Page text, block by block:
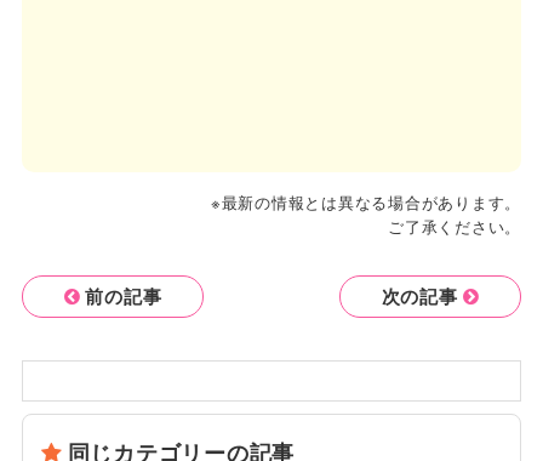
※最新の情報とは異なる場合があります。
ご了承ください。
前の記事 次の記事
同じカテゴリーの記事